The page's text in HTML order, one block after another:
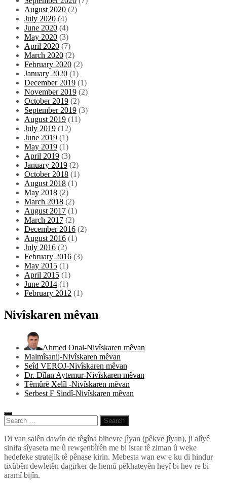
August 2020 (2)
July 2020 (4)
June 2020 (4)
May 2020 (3)
April 2020 (7)
March 2020 (2)
February 2020 (2)
January 2020 (1)
December 2019 (1)
November 2019 (2)
October 2019 (2)
September 2019 (3)
August 2019 (11)
July 2019 (12)
June 2019 (1)
May 2019 (1)
April 2019 (3)
January 2019 (2)
October 2018 (1)
August 2018 (1)
May 2018 (2)
March 2018 (2)
August 2017 (1)
March 2017 (2)
December 2016 (2)
August 2016 (1)
July 2016 (2)
February 2016 (3)
May 2015 (1)
April 2015 (1)
June 2014 (1)
February 2012 (1)
Nivîskaren mêvan
Ahmed Onal-Nivîskaren mêvan
Malmîsanij-Nivîskaren mêvan
Seîd VEROJ-Nivîskaren mêvan
Dr. Dîlan Aytemur-Nivîskaren mêvan
Têmûrê Xelîl -Nivîskaren mêvan
Serbest F Sindî-Nivîskaren mêvan
Search
for:
Pêlkurd
Di van salên dawîn de têgîna bihevre jîyan (pêkve jîyan), ji alîyê
sinifa sîyaseta me û rewşenbîrên me bi israr tê ziman û weke
hedefeke stratejik tê pênase kirin. Mebesta wan ew e ku di hindur
tixûbên dewletên dagirker de hemû pêkhateyên heyî bi hev re bi
aramî bijîn.